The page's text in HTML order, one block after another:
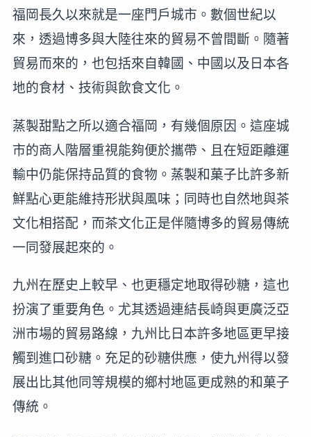
福岡長久以來就是一座門戶城市。數個世紀以
來，透過博多與大陸往來的貿易不曾間斷。隨著
貿易而來的，也包括來自韓國、中國以及日本各
地的食材、技術與飲食文化。
蒸製甜點之所以適合福岡，有幾個原因。這座城
市的商人階層重視能夠便於攜帶、且在短距離運
輸中仍能保持品質的食物。蒸製和菓子比許多新
鮮點心更能維持形狀與風味；同時也自然地與茶
文化相搭配，而茶文化正是伴隨博多的貿易傳統
一同發展起來的。
九州在歷史上較早、也更穩定地取得砂糖，這也
扮演了重要角色。尤其透過連結長崎與更廣泛亞
洲市場的貿易路線，九州比日本許多地區更早接
觸到進口砂糖。充足的砂糖供應，使九州得以發
展出比其他同等規模的鄉村地區更成熟的和菓子
傳統。